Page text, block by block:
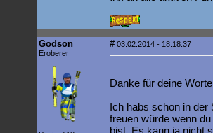
Godson
Eroberer
#03.02.2014 - 18:18:37
Danke für deine
Ich habs schon in der
freuen würde wenn
bist. Es kann ja nicht